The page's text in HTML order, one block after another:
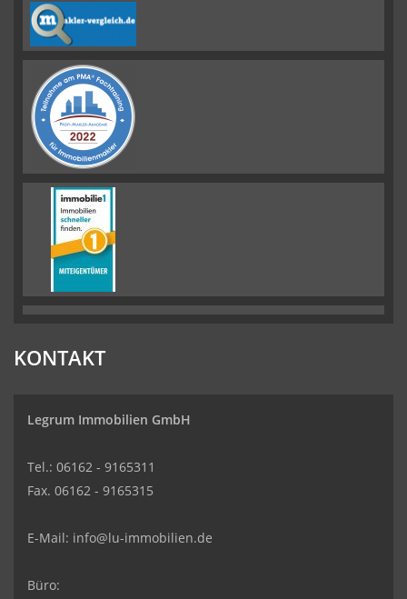
KONTAKT
Legrum Immobilien GmbH
Tel.: 06162 - 9165311
Fax. 06162 - 9165315
E-Mail: info@lu-immobilien.de
Büro: